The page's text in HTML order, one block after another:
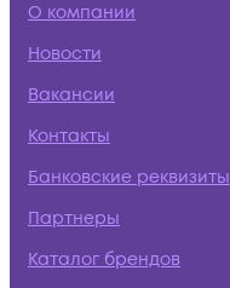
О компании
Новости
Вакансии
Контакты
Банковские реквизиты
Партнеры
Каталог брендов